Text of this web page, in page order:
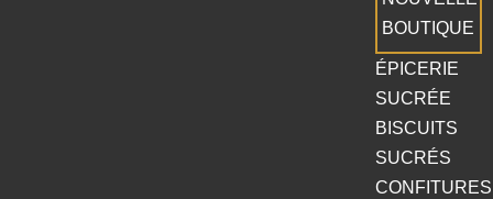
BOUTIQUE
ÉPICERIE
SUCRÉE
BISCUITS
SUCRÉS
CONFITURES